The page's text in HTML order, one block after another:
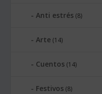
Anti estrés (8)
Arte (14)
Cuentos (14)
Festivos (8)